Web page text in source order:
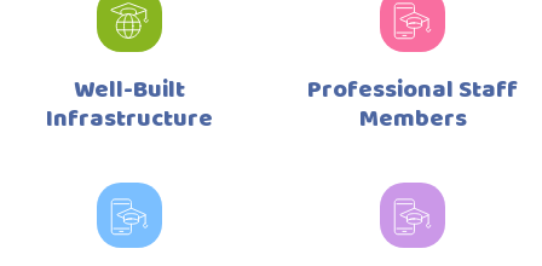
Well-Built
Infrastructure
Professional Staff
Members